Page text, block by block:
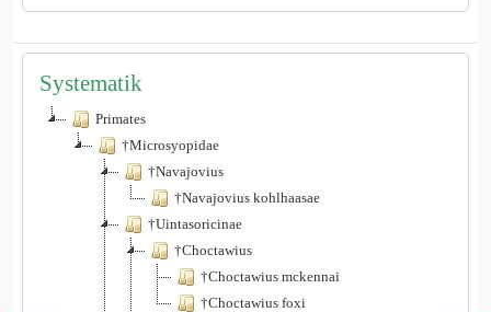
Systematik
Primates
†Microsyopidae
†Navajovius
†Navajovius kohlhaasae
†Uintasoricinae
†Choctawius
†Choctawius mckennai
†Choctawius foxi